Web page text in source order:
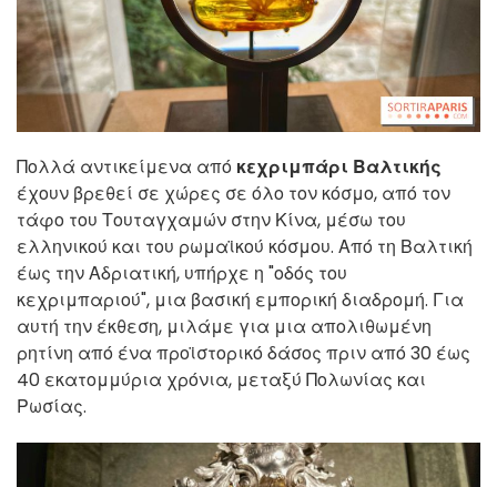
Πολλά αντικείμενα από κεχριμπάρι Βαλτικής
έχουν βρεθεί σε χώρες σε όλο τον κόσμο, από τον
τάφο του Τουταγχαμών στην Κίνα, μέσω του
ελληνικού και του ρωμαϊκού κόσμου. Από τη Βαλτική
έως την Αδριατική, υπήρχε η "οδός του
κεχριμπαριού", μια βασική εμπορική διαδρομή. Για
αυτή την έκθεση, μιλάμε για μια απολιθωμένη
ρητίνη από ένα προϊστορικό δάσος πριν από 30 έως
40 εκατομμύρια χρόνια, μεταξύ Πολωνίας και
Ρωσίας.